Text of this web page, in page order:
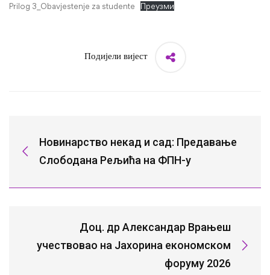
Prilog 3_Obavjestenje za studente Преузми
Подијели вијест
Новинарство некад и сад: Предавање
Слободана Рељића на ФПН-у
Доц. др Александар Врањеш
учествовао на Јахорина економском
форуму 2026